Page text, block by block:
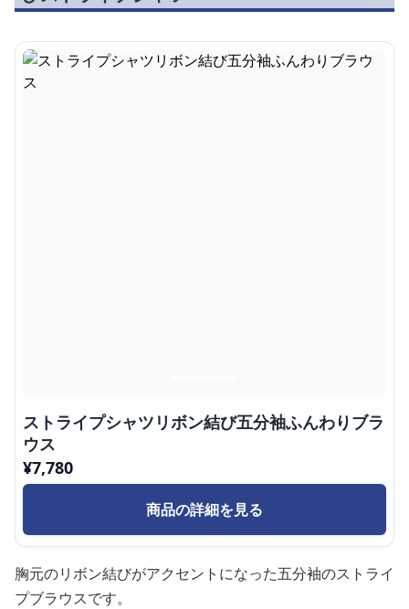
ストライプシャツリボン結び五分袖ふんわりブラ
ウス
¥7,780
商品の詳細を見る
胸元のリボン結びがアクセントになった五分袖のストライ
プブラウスです。